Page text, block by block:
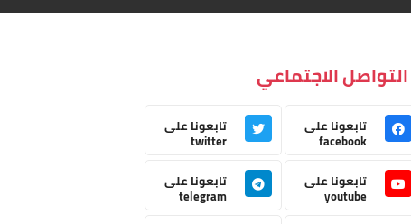
التواصل الاجتماعي
تابعونا على
facebook
تابعونا على
twitter
تابعونا على
youtube
تابعونا على
telegram